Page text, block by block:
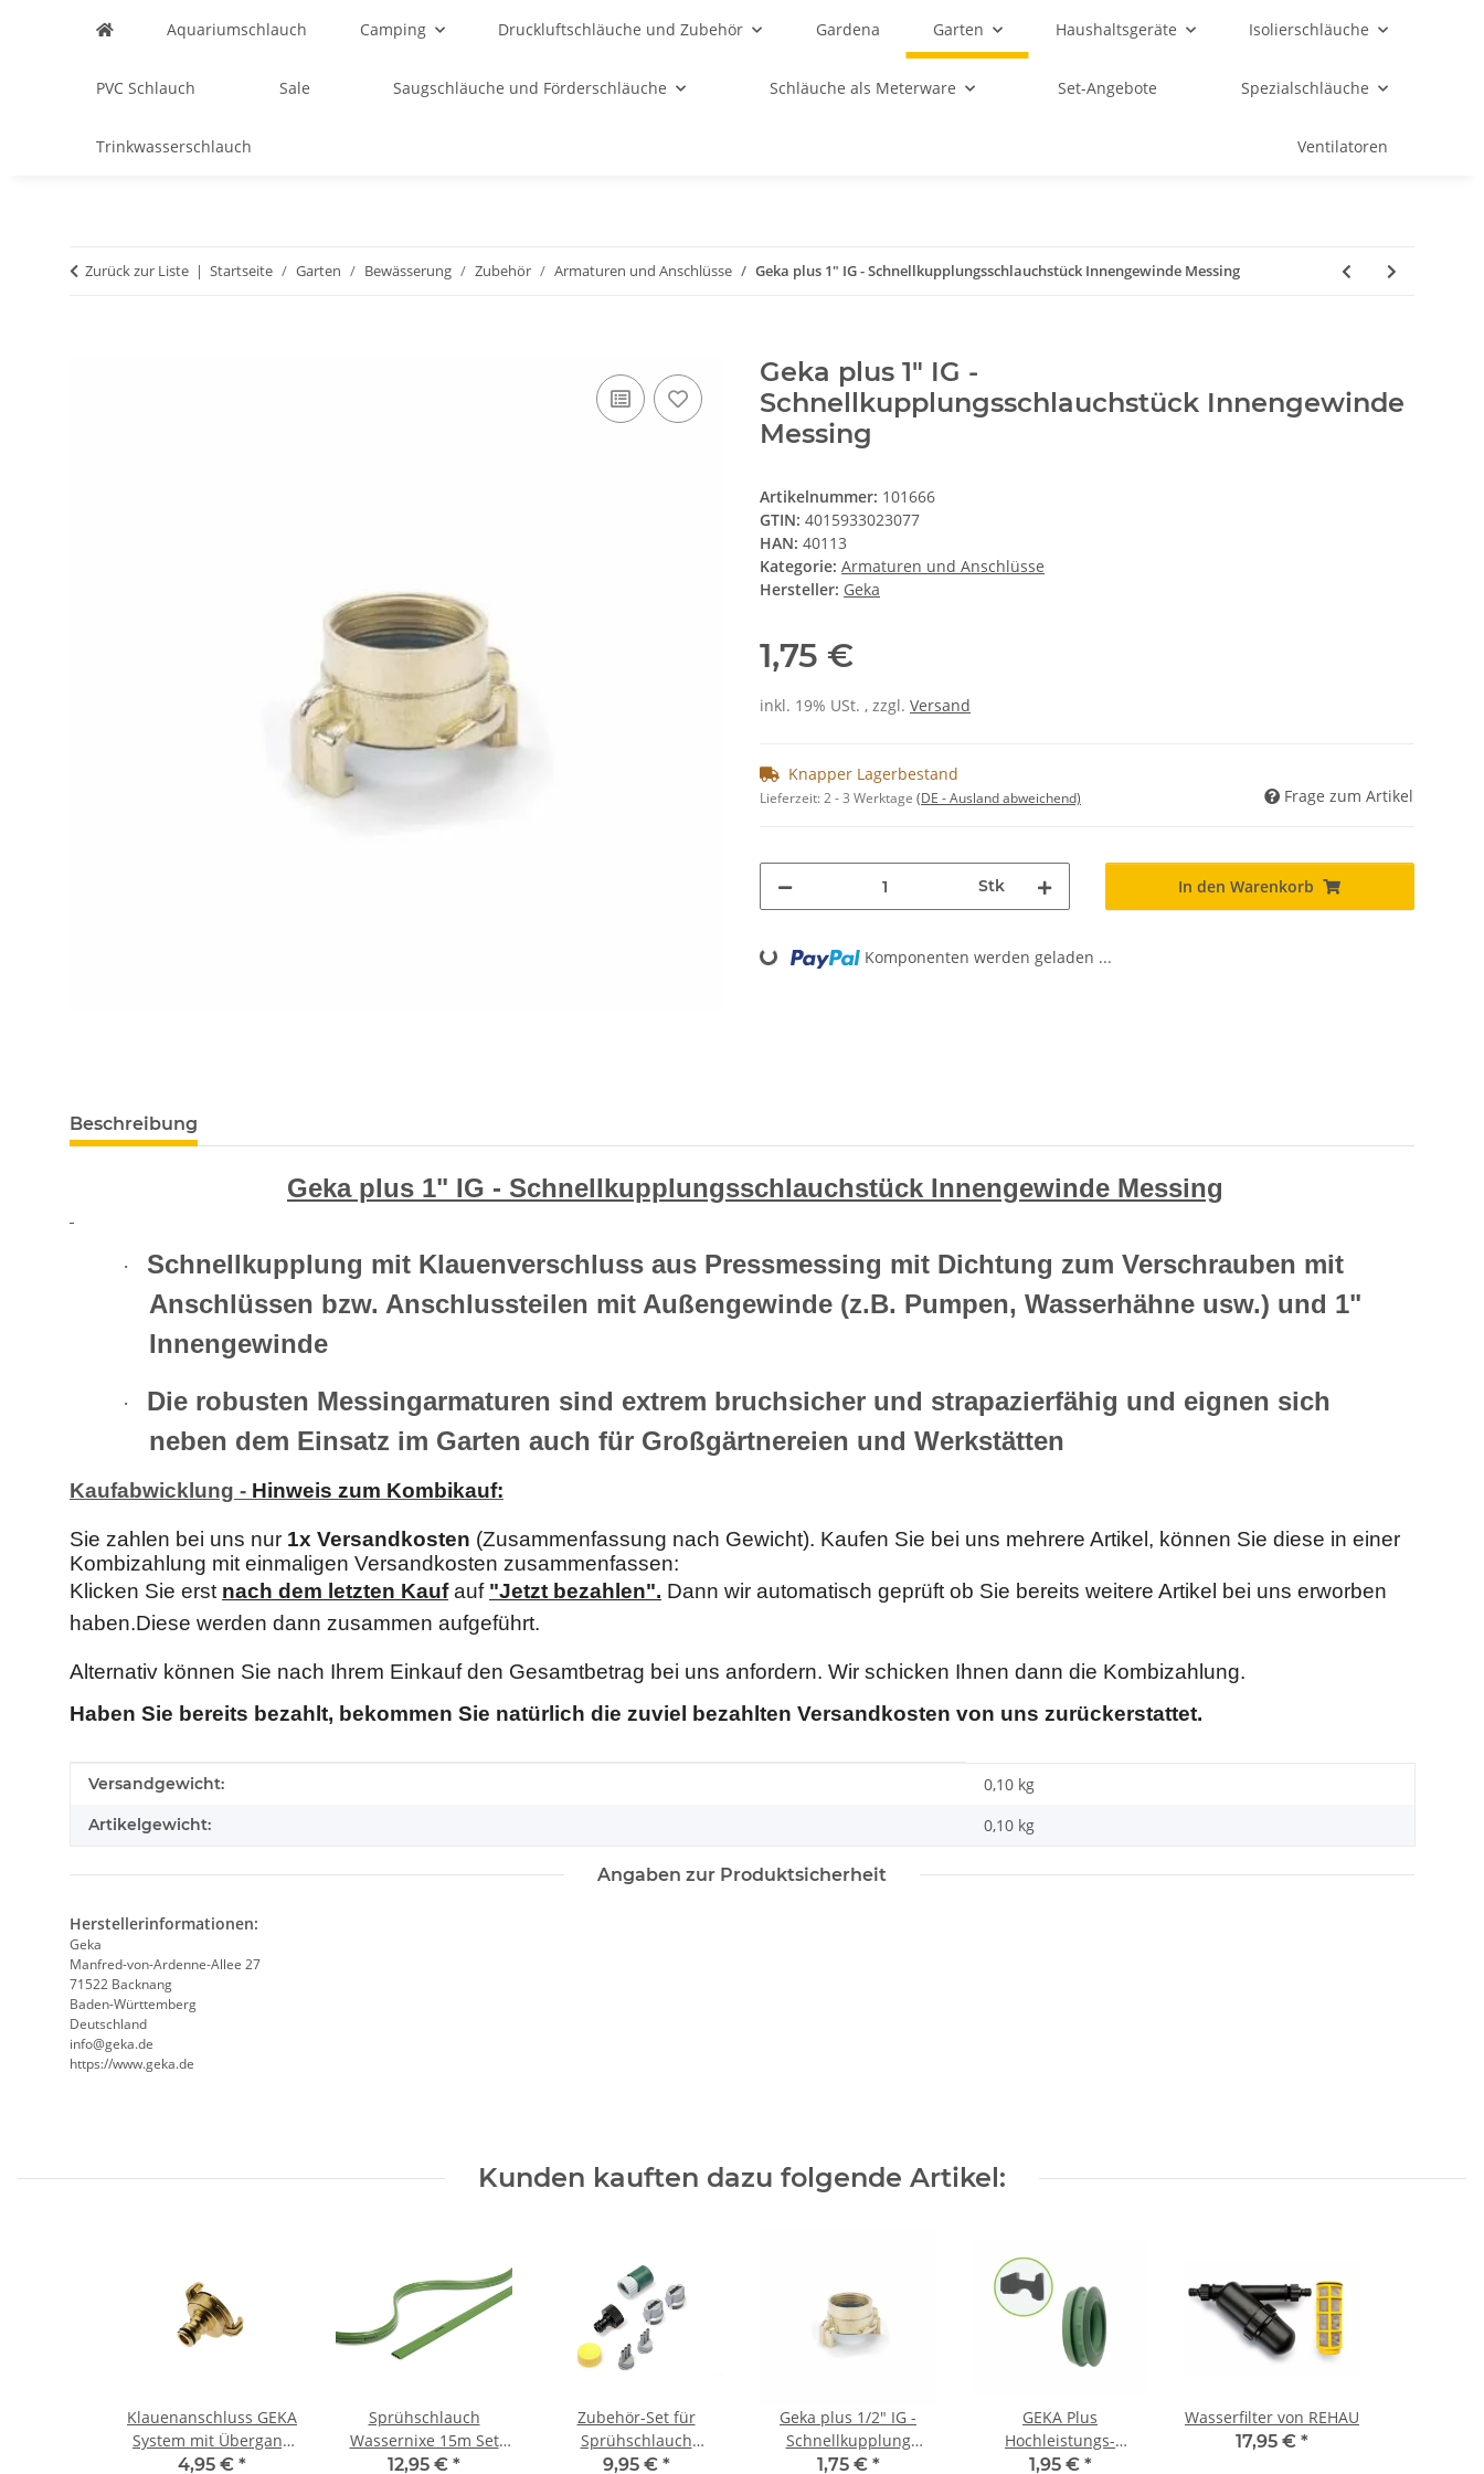
Aquariumschlauch Camping Druckluftschläuche und Zubehör Gardena Garten Haushaltsgeräte Isolierschläuche
PVC Schlauch Sale Saugschläuche und Förderschläuche Schläuche als Meterware Set-Angebote Spezialschläuche
Trinkwasserschlauch Ventilatoren
Zurück zur Liste Startseite Garten Bewässerung Zubehör Armaturen und Anschlüsse Geka plus 1" IG - Schnellkupplungsschlauchstück Innengewinde Messing
Geka plus 1" IG -
Schnellkupplungsschlauchstück Innengewinde
Messing
Artikelnummer: 101666
GTIN: 4015933023077
HAN: 40113
Kategorie: Armaturen und Anschlüsse
Hersteller: Geka
1,75 €
inkl. 19% USt. , zzgl. Versand
Knapper Lagerbestand
Lieferzeit:2 - 3 Werktage (DE - Ausland abweichend) Frage zum Artikel
Stk In den Warenkorb
Loading... Komponenten werden geladen ...
Beschreibung
Geka plus 1" IG - Schnellkupplungsschlauchstück Innengewinde Messing
·
Schnellkupplung mit Klauenverschluss aus Pressmessing mit Dichtung zum Verschrauben mit
Anschlüssen bzw. Anschlussteilen mit Außengewinde (z.B. Pumpen, Wasserhähne usw.) und 1"
Innengewinde
·
Die robusten Messingarmaturen sind extrem bruchsicher und strapazierfähig und eignen sich
neben dem Einsatz im Garten auch für Großgärtnereien und Werkstätten
Kaufabwicklung - Hinweis zum Kombikauf:
Sie zahlen bei uns nur 1x Versandkosten (Zusammenfassung nach Gewicht). Kaufen Sie bei uns mehrere Artikel, können Sie diese in einer
Kombizahlung mit einmaligen Versandkosten zusammenfassen:
Klicken Sie erst nach dem letzten Kaufauf "Jetzt bezahlen". Dann wir automatisch geprüft ob Sie bereits weitere Artikel bei uns erworben
haben.Diese werden dann zusammen aufgeführt.
Alternativ können Sie nach Ihrem Einkauf den Gesamtbetrag bei uns anfordern. Wir schicken Ihnen dann die Kombizahlung.
Haben Sie bereits bezahlt, bekommen Sie natürlich die zuviel bezahlten Versandkosten von uns zurückerstattet.
Produkteigenschaft
Wert
Versandgewicht: 0,10 kg
Artikelgewicht: 0,10 kg
Angaben zur Produktsicherheit
Herstellerinformationen:
Geka
Manfred-von-Ardenne-Allee 27
71522 Backnang
Baden-Württemberg
Deutschland
info@geka.de
https://www.geka.de
Kunden kauften dazu folgende Artikel:
Klauenanschluss GEKA
System mit Übergang
zu Klickanschluss
4,95 € *
Sprühschlauch
Wassernixe 15m Set
mit anschlussfertigen
12,95 € *
Zubehör-Set für
Sprühschlauch
Wassernixe
9,95 € *
Geka plus 1/2" IG -
Schnellkupplung
Innengewinde Messing
1,75 € *
GEKA Plus
Hochleistungs-
Formdichtung FKM
1,95 € *
Wasserfilter von REHAU
17,95 € *